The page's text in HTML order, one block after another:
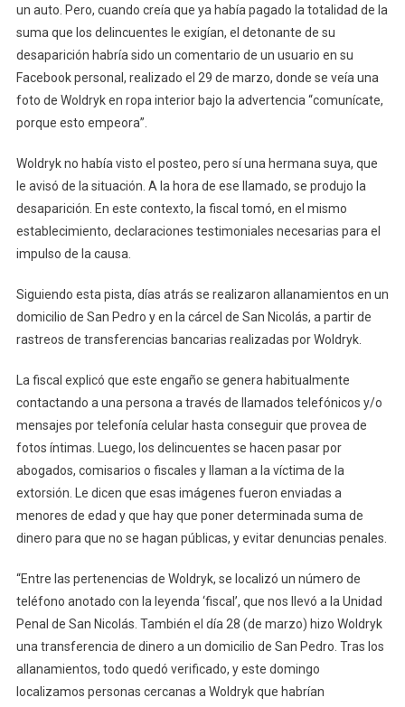
un auto. Pero, cuando creía que ya había pagado la totalidad de la
suma que los delincuentes le exigían, el detonante de su
desaparición habría sido un comentario de un usuario en su
Facebook personal, realizado el 29 de marzo, donde se veía una
foto de Woldryk en ropa interior bajo la advertencia “comunícate,
porque esto empeora”.
Woldryk no había visto el posteo, pero sí una hermana suya, que
le avisó de la situación. A la hora de ese llamado, se produjo la
desaparición. En este contexto, la fiscal tomó, en el mismo
establecimiento, declaraciones testimoniales necesarias para el
impulso de la causa.
Siguiendo esta pista, días atrás se realizaron allanamientos en un
domicilio de San Pedro y en la cárcel de San Nicolás, a partir de
rastreos de transferencias bancarias realizadas por Woldryk.
La fiscal explicó que este engaño se genera habitualmente
contactando a una persona a través de llamados telefónicos y/o
mensajes por telefonía celular hasta conseguir que provea de
fotos íntimas. Luego, los delincuentes se hacen pasar por
abogados, comisarios o fiscales y llaman a la víctima de la
extorsión. Le dicen que esas imágenes fueron enviadas a
menores de edad y que hay que poner determinada suma de
dinero para que no se hagan públicas, y evitar denuncias penales.
“Entre las pertenencias de Woldryk, se localizó un número de
teléfono anotado con la leyenda ‘fiscal’, que nos llevó a la Unidad
Penal de San Nicolás. También el día 28 (de marzo) hizo Woldryk
una transferencia de dinero a un domicilio de San Pedro. Tras los
allanamientos, todo quedó verificado, y este domingo
localizamos personas cercanas a Woldryk que habrían